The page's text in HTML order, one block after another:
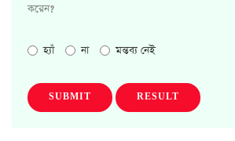
করেন?
হ্যাঁ না মন্তব্য নেই
SUBMIT RESULT